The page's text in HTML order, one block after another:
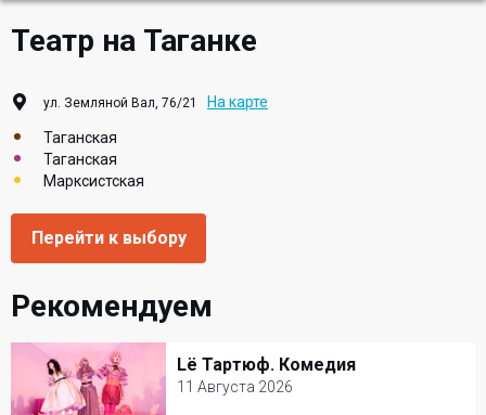
Театр на Таганке
ул. Земляной Вал, 76/21 На карте
Таганская
Таганская
Марксистская
Перейти к выбору
Рекомендуем
Lё Тартюф. Комедия
11 Августа 2026
Lё Тартюф. Комедия